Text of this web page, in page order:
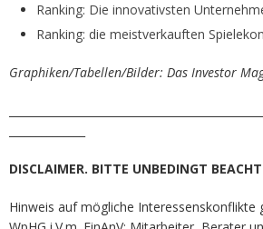
Ranking: Die innovativsten
Ranking: die meistverkauften
Graphiken/Tabellen/Bilder: Das Investor
DISCLAIMER. BITTE UNBEDINGT
Hinweis auf mögliche Interessenskonflikte